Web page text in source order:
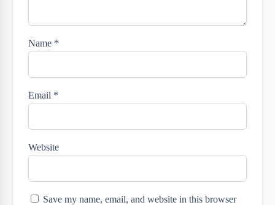
Name *
Email *
Website
Save my name, email, and website in this browser